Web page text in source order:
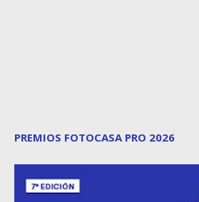
PREMIOS FOTOCASA PRO 2026